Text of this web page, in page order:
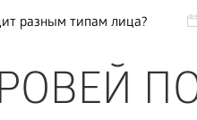
разным типам лица?